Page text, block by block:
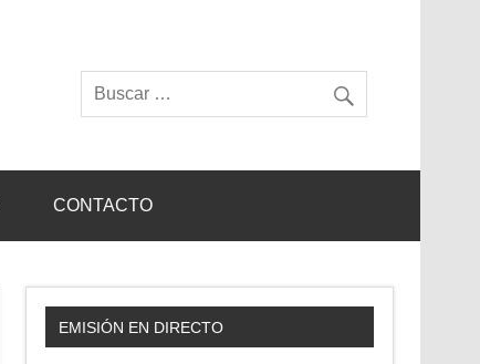
CONTACTO
EMISIÓN EN DIRECTO